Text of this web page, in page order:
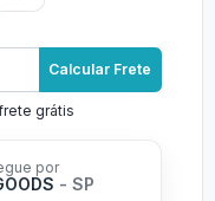
Calcular Frete
grátis
por
- SP